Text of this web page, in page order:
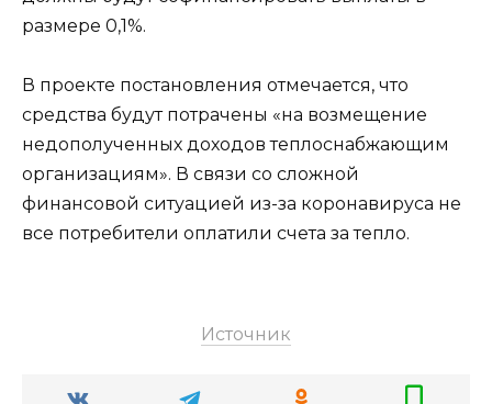
размере 0,1%.
В проекте постановления отмечается, что
средства будут потрачены «на возмещение
недополученных доходов теплоснабжающим
организациям». В связи со сложной
финансовой ситуацией из-за коронавируса не
все потребители оплатили счета за тепло.
Источник